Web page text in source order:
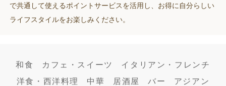
で共通して使えるポイントサービスを活用し、お得に自分らしい
ライフスタイルをお楽しみください。
和食 カフェ・スイーツ
イタリアン・フレンチ
洋食・西洋料理
中華 居酒屋 バー
アジアン